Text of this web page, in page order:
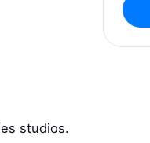
studios.